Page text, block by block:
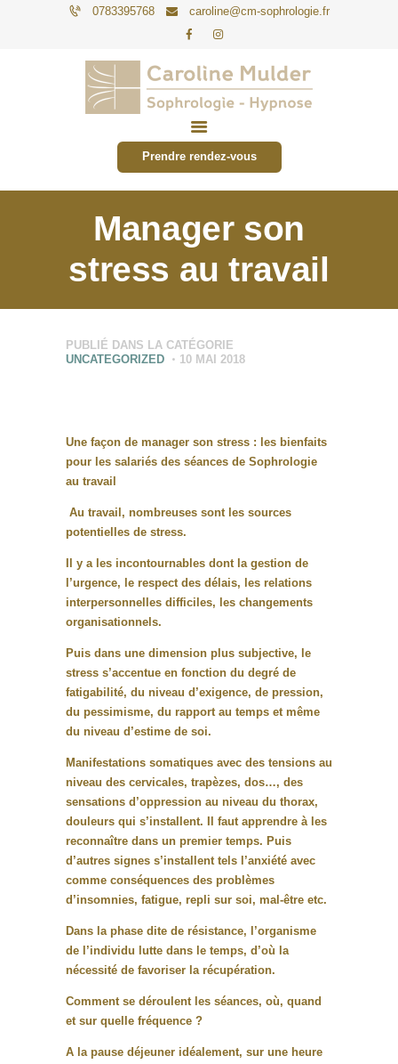
0783395768 caroline@cm-sophrologie.fr
Prendre rendez-vous
Manager son
stress au travail
PARTICULIERS
ENTREPRISES
TARIFS
ACTUALITÉS
CONTACT
PUBLIÉ DANS LA CATÉGORIE
UNCATEGORIZED
10 MAI 2018
Une façon de manager son stress : les bienfaits
pour les salariés des séances de Sophrologie
au travail
Au travail, nombreuses sont les sources
potentielles de stress.
Il y a les incontournables dont la gestion de
l’urgence, le respect des délais, les relations
interpersonnelles difficiles, les changements
organisationnels.
Puis dans une dimension plus subjective, le
stress s’accentue en fonction du degré de
fatigabilité, du niveau d’exigence, de pression,
du pessimisme, du rapport au temps et même
du niveau d’estime de soi.
Manifestations somatiques avec des tensions au
niveau des cervicales, trapèzes, dos…, des
sensations d’oppression au niveau du thorax,
douleurs qui s’installent. Il faut apprendre à les
reconnaître dans un premier temps. Puis
d’autres signes s’installent tels l’anxiété avec
comme conséquences des problèmes
d’insomnies, fatigue, repli sur soi, mal-être etc.
Dans la phase dite de résistance, l’organisme
de l’individu lutte dans le temps, d’où la
nécessité de favoriser la récupération.
Comment se déroulent les séances, où, quand
et sur quelle fréquence ?
A la pause déjeuner idéalement, sur une heure